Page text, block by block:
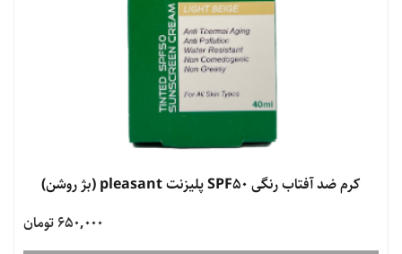
کرم ضد آفتاب رنگی SPF50 پلیزنت pleasant (بژ روشن)
650,000 تومان